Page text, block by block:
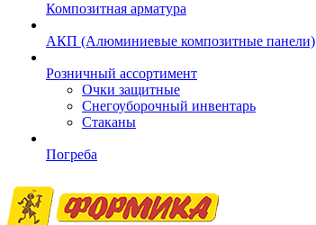
Композитная арматура
АКП (Алюминиевые композитные панели)
Розничный ассортимент
Очки защитные
Снегоуборочный инвентарь
Стаканы
Погреба